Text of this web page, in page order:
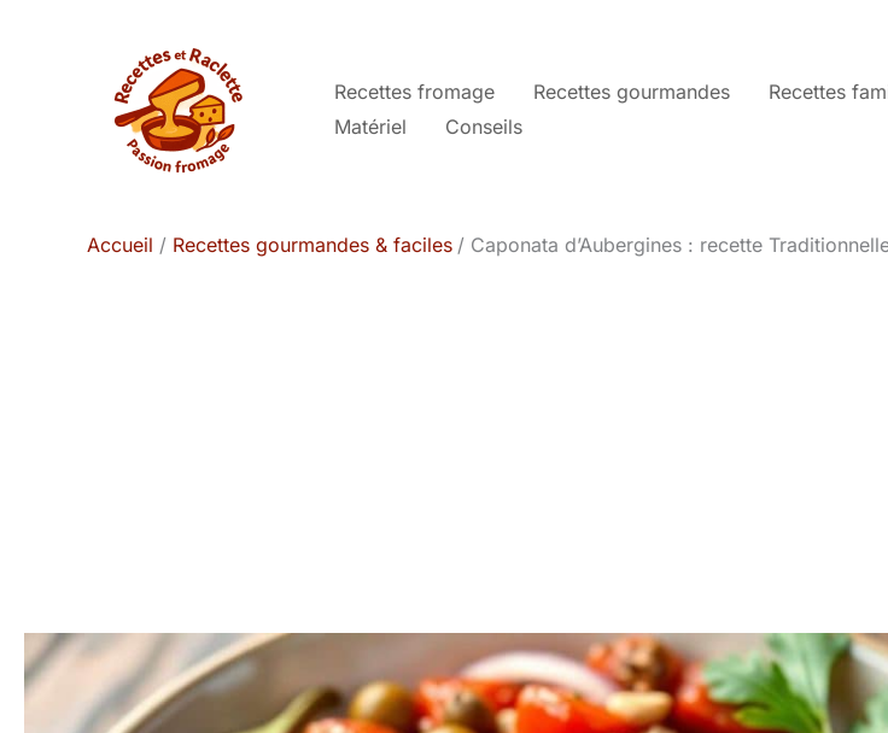
Recettes fromage Recettes gourmandes Recettes
Matériel
Conseils
Accueil Recettes gourmandes & faciles Caponata d’Aubergines : recette